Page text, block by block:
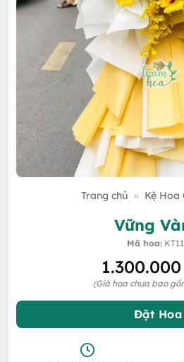
Trang chủ » Kệ Hoa
Vững
Mã hoa:
1.300.000
(Giá hoa chưa bao
Đặt Hoa